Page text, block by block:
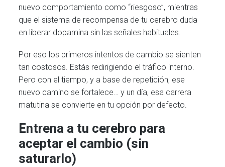
nuevo comportamiento como “riesgoso”, mientras
que el sistema de recompensa de tu cerebro duda
en liberar dopamina sin las señales habituales.
Por eso los primeros intentos de cambio se sienten
tan costosos. Estás redirigiendo el tráfico interno.
Pero con el tiempo, y a base de repetición, ese
nuevo camino se fortalece… y un día, esa carrera
matutina se convierte en tu opción por defecto.
Entrena a tu cerebro para
aceptar el cambio (sin
saturarlo)